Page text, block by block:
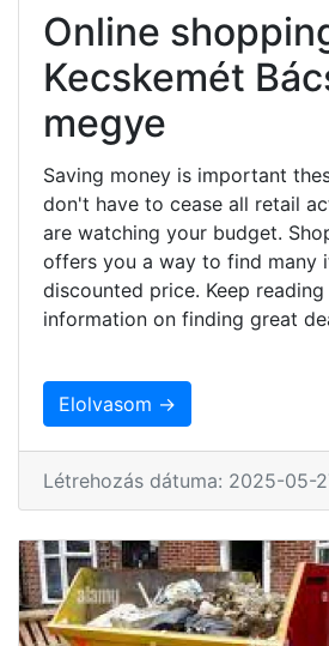
Online
Kecskemét
megye
Saving money is important
don't have to cease all retail
are watching your budget.
offers you a way to find many
discounted price. Keep
information on finding great
Elolvasom →
Létrehozás dátuma: 2025-05-